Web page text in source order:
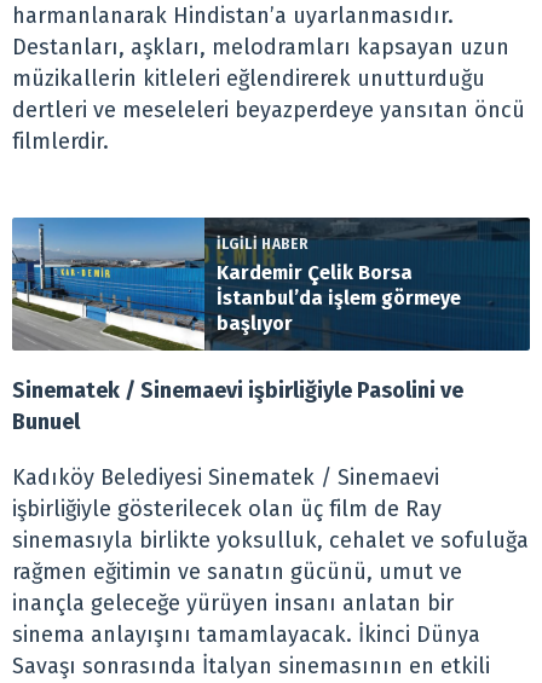
harmanlanarak Hindistan’a uyarlanmasıdır.
Destanları, aşkları, melodramları kapsayan uzun
müzikallerin kitleleri eğlendirerek unutturduğu
dertleri ve meseleleri beyazperdeye yansıtan öncü
filmlerdir.
İLGİLİ HABER
Kardemir Çelik Borsa
İstanbul’da işlem görmeye
başlıyor
Sinematek / Sinemaevi işbirliğiyle Pasolini ve
Bunuel
Kadıköy Belediyesi Sinematek / Sinemaevi
işbirliğiyle gösterilecek olan üç film de Ray
sinemasıyla birlikte yoksulluk, cehalet ve sofuluğa
rağmen eğitimin ve sanatın gücünü, umut ve
inançla geleceğe yürüyen insanı anlatan bir
sinema anlayışını tamamlayacak. İkinci Dünya
Savaşı sonrasında İtalyan sinemasının en etkili